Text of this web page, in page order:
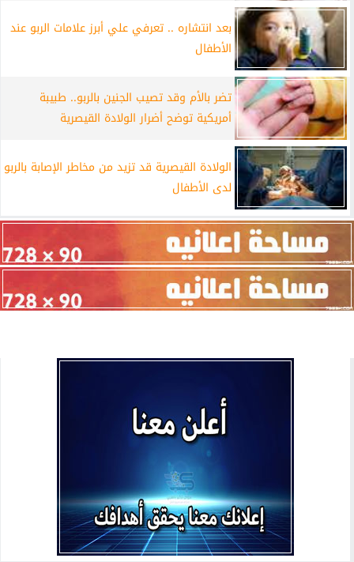
بعد انتشاره .. تعرفي علي أبرز علامات الربو عند
الأطفال
تضر بالأم وقد تصيب الجنين بالربو.. طبيبة
أمريكية توضح أضرار الولادة القيصرية
الولادة القيصرية قد تزيد من مخاطر الإصابة بالربو
لدى الأطفال